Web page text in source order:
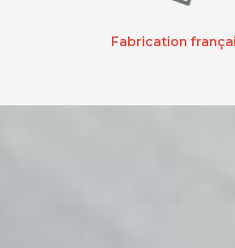
Fabrication